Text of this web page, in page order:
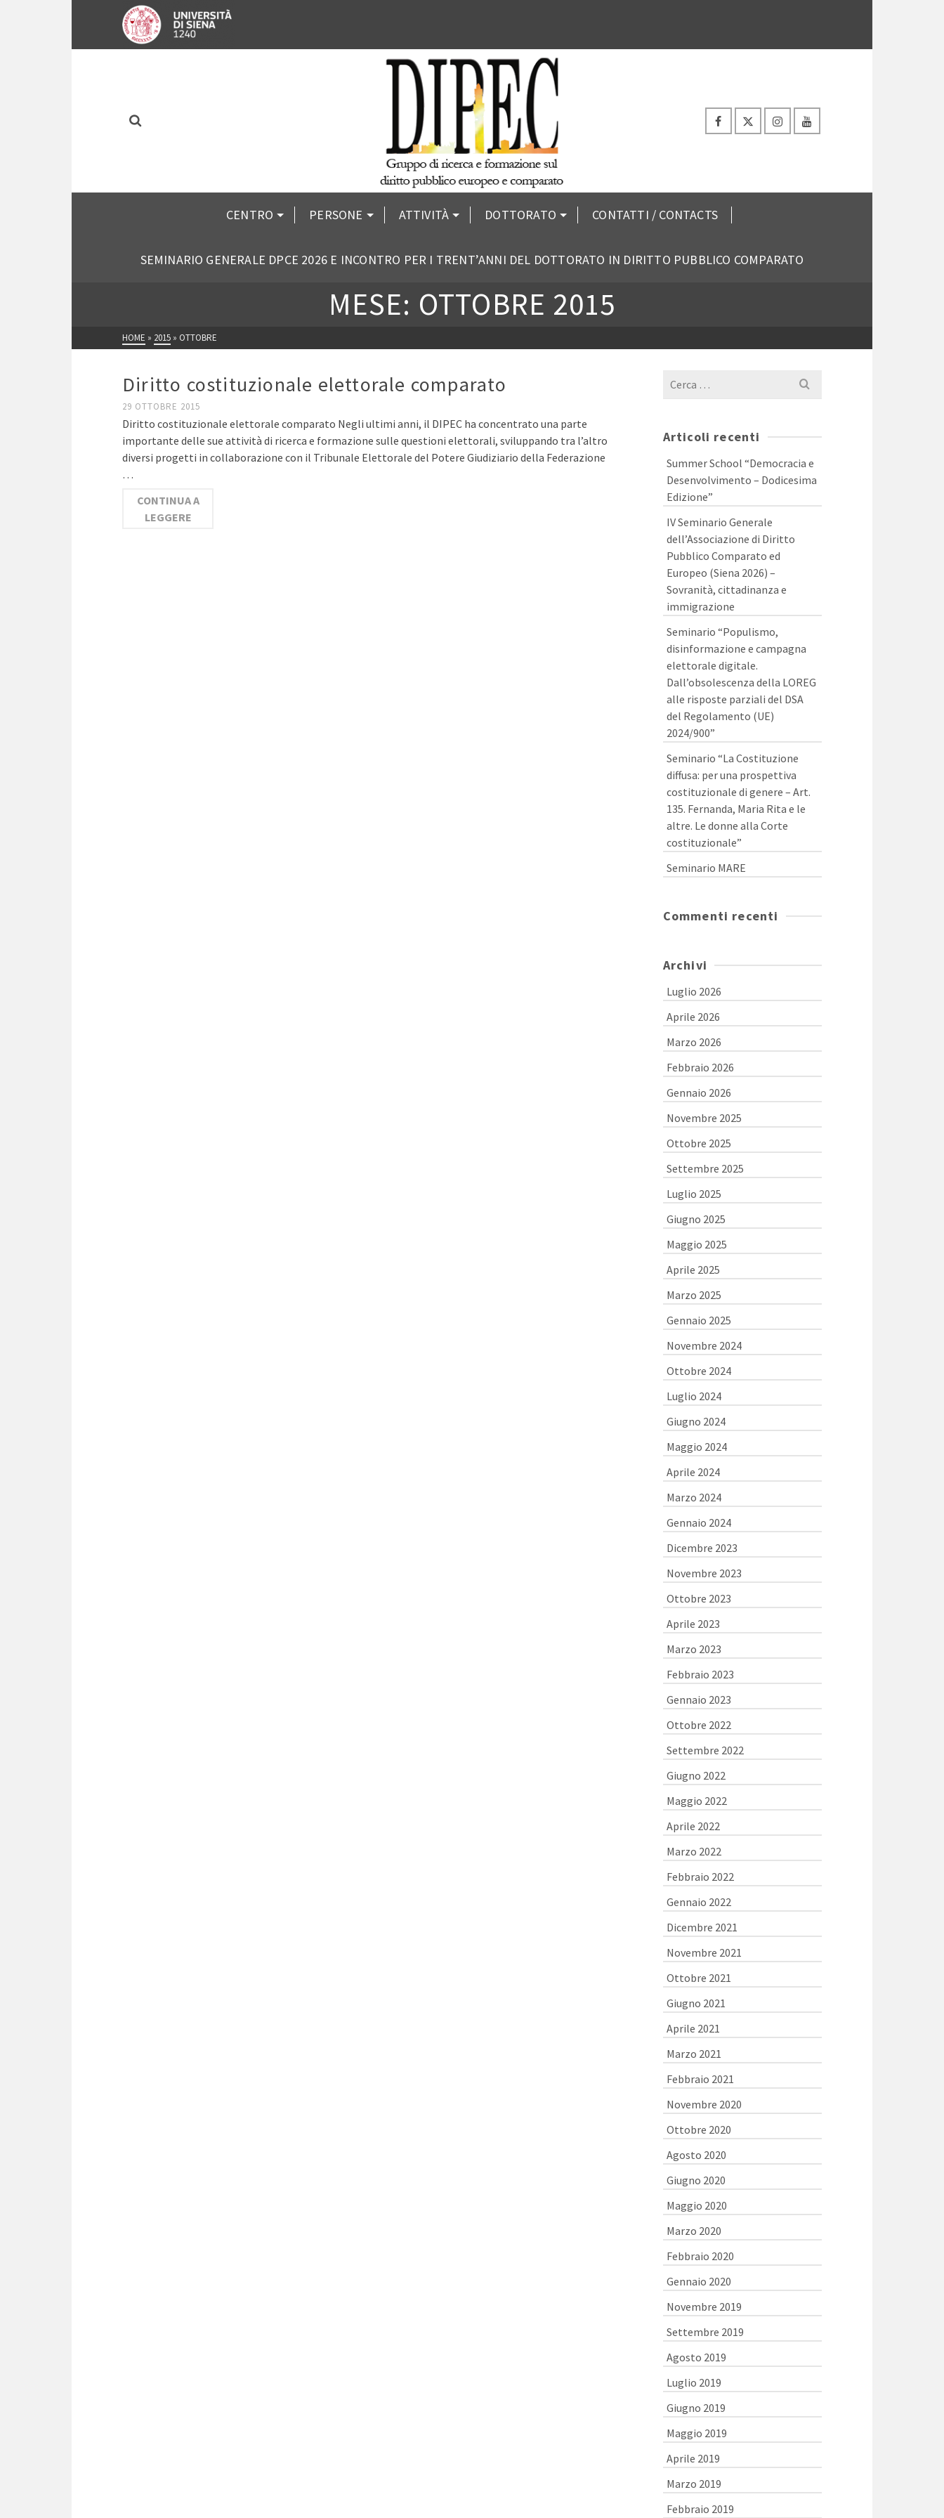
CENTRO PERSONE ATTIVITÀ DOTTORATO CONTATTI / CONTACTS
SEMINARIO GENERALE DPCE 2026 E INCONTRO PER I TRENT’ANNI DEL DOTTORATO IN DIRITTO PUBBLICO COMPARATO
MESE: OTTOBRE 2015
HOME » 2015 » OTTOBRE
Diritto costituzionale elettorale comparato
29 OTTOBRE 2015
Diritto costituzionale elettorale comparato Negli ultimi anni, il DIPEC ha concentrato una parte
importante delle sue attività di ricerca e formazione sulle questioni elettorali, sviluppando tra l’altro
diversi progetti in collaborazione con il Tribunale Elettorale del Potere Giudiziario della Federazione
…
CONTINUA A
LEGGERE
Cerca
Articoli recenti
Summer School “Democracia e
Desenvolvimento – Dodicesima
Edizione”
IV Seminario Generale
dell’Associazione di Diritto
Pubblico Comparato ed
Europeo (Siena 2026) –
Sovranità, cittadinanza e
immigrazione
Seminario “Populismo,
disinformazione e campagna
elettorale digitale.
Dall’obsolescenza della LOREG
alle risposte parziali del DSA
del Regolamento (UE)
2024/900”
Seminario “La Costituzione
diffusa: per una prospettiva
costituzionale di genere – Art.
135. Fernanda, Maria Rita e le
altre. Le donne alla Corte
costituzionale”
Seminario MARE
Commenti recenti
Archivi
Luglio 2026
Aprile 2026
Marzo 2026
Febbraio 2026
Gennaio 2026
Novembre 2025
Ottobre 2025
Settembre 2025
Luglio 2025
Giugno 2025
Maggio 2025
Aprile 2025
Marzo 2025
Gennaio 2025
Novembre 2024
Ottobre 2024
Luglio 2024
Giugno 2024
Maggio 2024
Aprile 2024
Marzo 2024
Gennaio 2024
Dicembre 2023
Novembre 2023
Ottobre 2023
Aprile 2023
Marzo 2023
Febbraio 2023
Gennaio 2023
Ottobre 2022
Settembre 2022
Giugno 2022
Maggio 2022
Aprile 2022
Marzo 2022
Febbraio 2022
Gennaio 2022
Dicembre 2021
Novembre 2021
Ottobre 2021
Giugno 2021
Aprile 2021
Marzo 2021
Febbraio 2021
Novembre 2020
Ottobre 2020
Agosto 2020
Giugno 2020
Maggio 2020
Marzo 2020
Febbraio 2020
Gennaio 2020
Novembre 2019
Settembre 2019
Agosto 2019
Luglio 2019
Giugno 2019
Maggio 2019
Aprile 2019
Marzo 2019
Febbraio 2019